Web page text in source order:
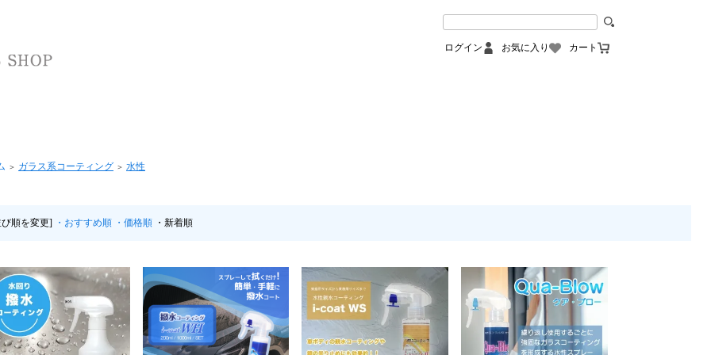
ログイン お気に入り カート
＞ ガラス系コーティング ＞ 水性
順を変更] ・おすすめ順 ・価格順 ・新着順